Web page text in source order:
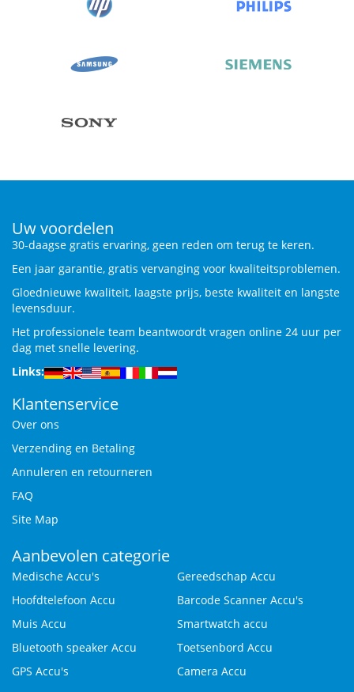
Uw voordelen
30-daagse gratis ervaring, geen reden om terug te keren.
Een jaar garantie, gratis vervanging voor kwaliteitsproblemen.
Gloednieuwe kwaliteit, laagste prijs, beste kwaliteit en langste
levensduur.
Het professionele team beantwoordt vragen online 24 uur per
dag met snelle levering.
Links:
Klantenservice
Over ons
Verzending en Betaling
Annuleren en retourneren
FAQ
Site Map
Aanbevolen categorie
Medische Accu's
Gereedschap Accu
Hoofdtelefoon Accu
Barcode Scanner Accu's
Muis Accu
Smartwatch accu
Bluetooth speaker Accu
Toetsenbord Accu
GPS Accu's
Camera Accu